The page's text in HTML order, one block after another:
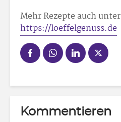
Mehr Rezepte auch unter
https://loeffelgenuss.de
Kommentieren